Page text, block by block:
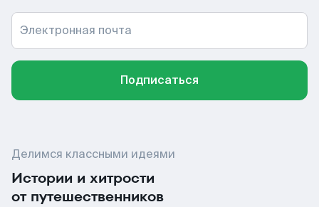
Электронная почта
Подписаться
Делимся классными идеями
Истории и хитрости
от путешественников